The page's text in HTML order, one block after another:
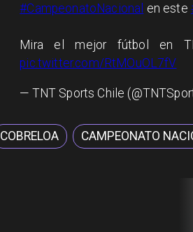
#CampeonatoNacional en este
Mira el mejor fútbol en
pic.twitter.com/RtMOuOL7fV
— TNT Sports Chile
COBRELOA CAMPEONATO